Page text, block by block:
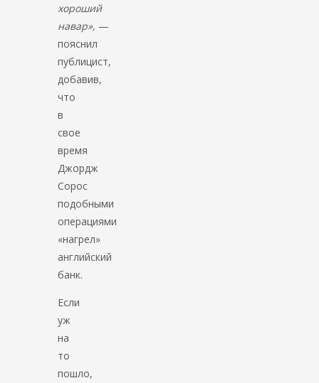
хороший
навар», —
пояснил
публицист,
добавив,
что
в
свое
время
Джордж
Сорос
подобными
операциями
«нагрел»
английский
банк.
Если
уж
на
то
пошло,